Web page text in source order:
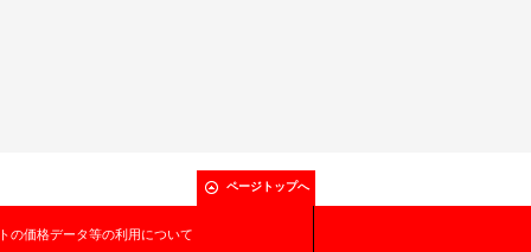
ページトップへ
の価格データ等の利用について